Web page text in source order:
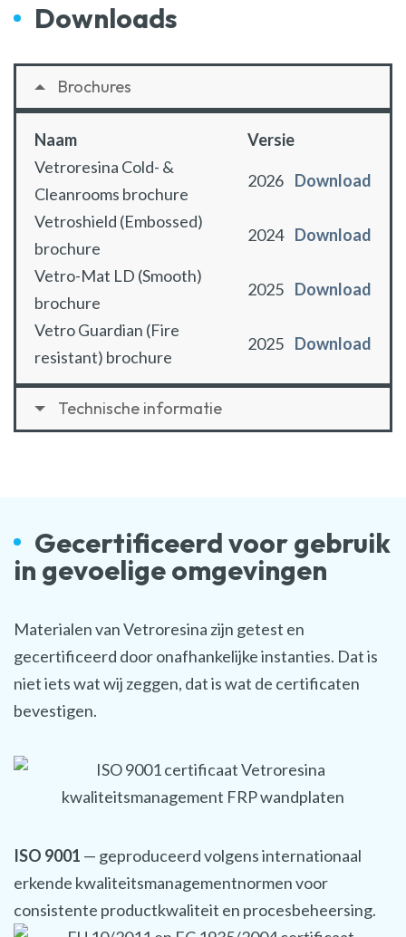
Downloads
Brochures
Naam
Versie
Vetroresina Cold- &
Cleanrooms brochure
2026 Download
Vetroshield (Embossed)
brochure
2024 Download
Vetro-Mat LD (Smooth)
brochure
2025 Download
Vetro Guardian (Fire
resistant) brochure
2025 Download
Technische informatie
Gecertificeerd voor gebruik
in gevoelige omgevingen
Materialen van Vetroresina zijn getest en
gecertificeerd door onafhankelijke instanties. Dat is
niet iets wat wij zeggen, dat is wat de certificaten
bevestigen.
ISO 9001 — geproduceerd volgens internationaal
erkende kwaliteitsmanagementnormen voor
consistente productkwaliteit en procesbeheersing.